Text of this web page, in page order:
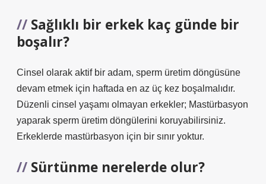
Sağlıklı bir erkek kaç günde bir
boşalır?
Cinsel olarak aktif bir adam, sperm üretim döngüsüne
devam etmek için haftada en az üç kez boşalmalıdır.
Düzenli cinsel yaşamı olmayan erkekler; Mastürbasyon
yaparak sperm üretim döngülerini koruyabilirsiniz.
Erkeklerde mastürbasyon için bir sınır yoktur.
Sürtünme nerelerde olur?